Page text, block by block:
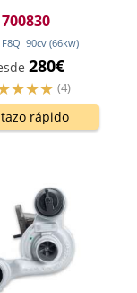
700830
90cv (66kw)
280€
(4)
rápido